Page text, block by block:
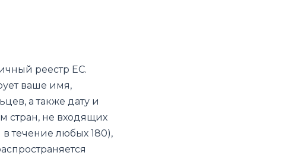
реестр ЕС.
ваше имя,
а также дату и
стран, не входящих
течение любых 180),